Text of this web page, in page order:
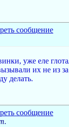
уже еле
их не из
делать.